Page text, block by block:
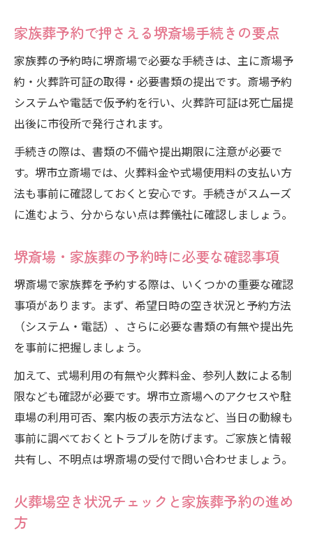
ェック
堺市立斎場 予約システムの活用と注意点
堺市立斎場 家族葬予約時に役立つ手続き解説
堺斎場・家族葬予約時の手続きの流れと書
類
家族葬予約で知っておきたい堺斎場の制度
堺市立斎場 家族葬に必要な申請手続きとは
堺斎場・家族葬で役立つ事前相談のポイン
ト
家族葬予約で押さえる堺斎場手続きの要点
家族葬の予約時に堺斎場で必要な手続きは、主に斎場予
約・火葬許可証の取得・必要書類の提出です。斎場予約
システムや電話で仮予約を行い、火葬許可証は死亡届提
出後に市役所で発行されます。
手続きの際は、書類の不備や提出期限に注意が必要で
す。堺市立斎場では、火葬料金や式場使用料の支払い方
法も事前に確認しておくと安心です。手続きがスムーズ
に進むよう、分からない点は葬儀社に確認しましょう。
堺斎場・家族葬の予約時に必要な確認事項
堺斎場で家族葬を予約する際は、いくつかの重要な確認
事項があります。まず、希望日時の空き状況と予約方法
（システム・電話）、さらに必要な書類の有無や提出先
を事前に把握しましょう。
加えて、式場利用の有無や火葬料金、参列人数による制
限なども確認が必要です。堺市立斎場へのアクセスや駐
車場の利用可否、案内板の表示方法など、当日の動線も
事前に調べておくとトラブルを防げます。ご家族と情報
共有し、不明点は堺斎場の受付で問い合わせましょう。
火葬場空き状況チェックと家族葬予約の進め
方